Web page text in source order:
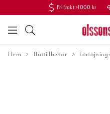
Fri frakt >1000 kr
Hem Båttillbehör